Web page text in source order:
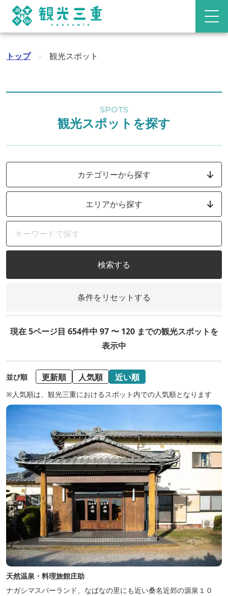
トップ › 観光スポット
SPOTS
観光スポットを探す
カテゴリーから探す
エリアから探す
検索する
条件をリセットする
現在 5ページ目 654件中 97 〜 120 までの観光スポットを
表示中
並び順 更新順 人気順 近い順
※人気順は、観光三重におけるスポット内での人気順となります
天然温泉・料理旅館庄助
ナガシマスパーランド、なばなの里にも近い桑名近郊の源泉１０